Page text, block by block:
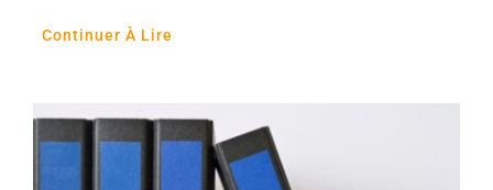
Continuer À Lire